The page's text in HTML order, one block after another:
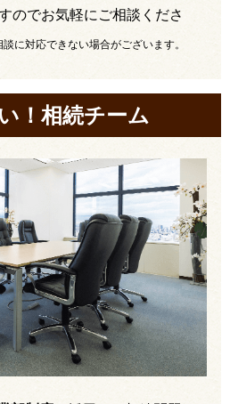
のでお気軽にご相談くださ
に対応できない場合がございます。
！相続チーム